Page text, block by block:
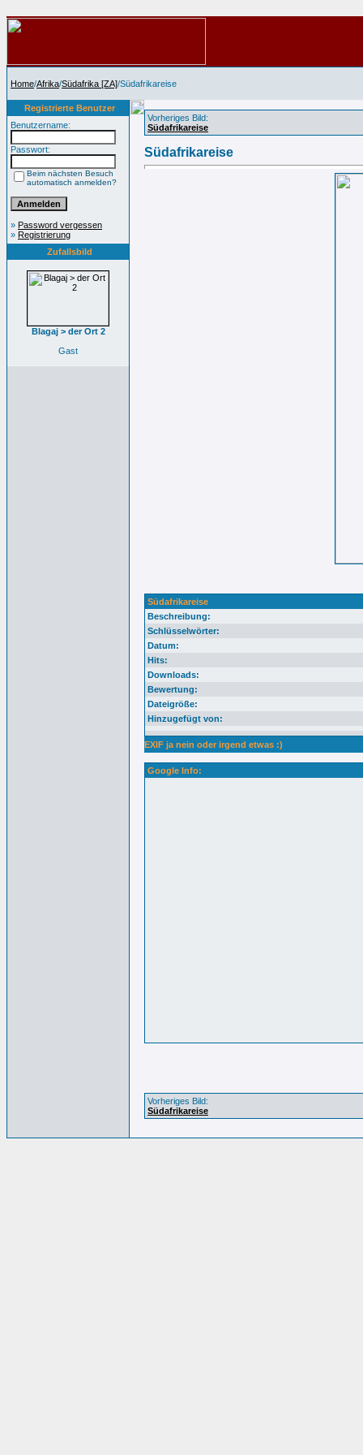
Home/Afrika/Südafrika [ZA]/Südafrikareise
Registrierte Benutzer
Benutzername:
Passwort:
Beim nächsten Besuch
automatisch anmelden?
» Password vergessen
» Registrierung
Zufallsbild
Blagaj > der Ort 2
Gast
Vorheriges Bild:
Südafrikareise
Südafrikareise
Südafrikareise
Beschreibung:
Schlüsselwörter:
Datum:
Hits:
Downloads:
Bewertung:
Dateigröße:
Hinzugefügt von:
EXIF ja nein oder irgend etwas :)
Google Info:
Vorheriges Bild:
Südafrikareise